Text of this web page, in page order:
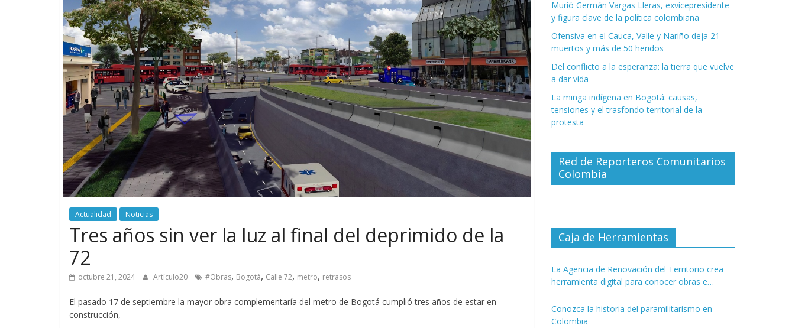
Actualidad Noticias
Tres años sin ver la luz al final del deprimido de la
72
octubre 21, 2024 Artículo20 #Obras, Bogotá, Calle 72, metro, retrasos
El pasado 17 de septiembre la mayor obra complementaría del metro de Bogotá cumplió tres años de estar en
construcción,
Murió Germán Vargas Lleras, exvicepresidente
y figura clave de la política colombiana
Ofensiva en el Cauca, Valle y Nariño deja 21
muertos y más de 50 heridos
Del conflicto a la esperanza: la tierra que vuelve
a dar vida
La minga indígena en Bogotá: causas,
tensiones y el trasfondo territorial de la
protesta
Red de Reporteros Comunitarios
Colombia
Caja de Herramientas
La Agencia de Renovación del Territorio crea
herramienta digital para conocer obras e
Conozca la historia del paramilitarismo en
Colombia